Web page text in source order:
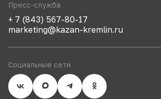
Пресс-служба
+ 7 (843) 567-80-17
marketing@kazan-kremlin.ru
Социальные сети